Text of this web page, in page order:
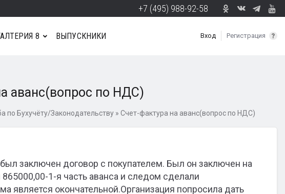
+7 (495) 988-92-58
Вход Регистрация
8 ВЫПУСКНИКИ
аванс(вопрос по НДС)
по Бухучёту/Законодательству » Счет-фактура на аванс(вопрос по НДС)
заключен договор с покупателем. Был он заключен на
1-я часть аванса и следом сделали
является окончательной.Организация попросила дать